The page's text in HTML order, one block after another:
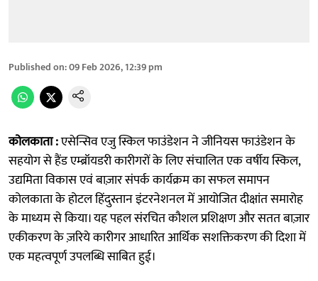
Published on:09 Feb 2026, 12:39 pm
कोलकाता :एसेन्सिव एजु स्किल फाउंडेशन ने जीनियस फाउंडेशन के
सहयोग से हैंड एम्ब्रॉयडरी कारीगरों के लिए संचालित एक वर्षीय स्किल,
उद्यमिता विकास एवं बाज़ार संपर्क कार्यक्रम का सफल समापन
कोलकाता के होटल हिंदुस्तान इंटरनेशनल में आयोजित दीक्षांत समारोह
के माध्यम से किया। यह पहल संरचित कौशल प्रशिक्षण और सतत बाज़ार
एकीकरण के ज़रिये कारीगर आधारित आर्थिक सशक्तिकरण की दिशा में
एक महत्वपूर्ण उपलब्धि साबित हुई।